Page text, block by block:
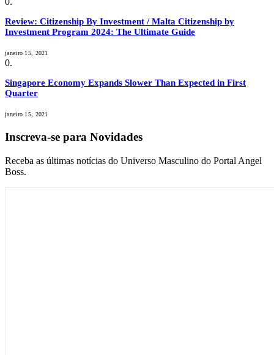
Review: Citizenship By Investment / Malta Citizenship by
Investment Program 2024: The Ultimate Guide
janeiro 15, 2021
Singapore Economy Expands Slower Than Expected in First
Quarter
janeiro 15, 2021
Inscreva-se para Novidades
Receba as últimas notícias do Universo Masculino do Portal Angel
Boss.